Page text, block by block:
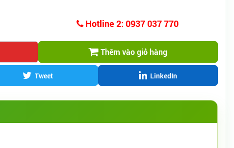
Hotline 2: 0937 037 770
Thêm vào giỏ hàng
Tweet LinkedIn